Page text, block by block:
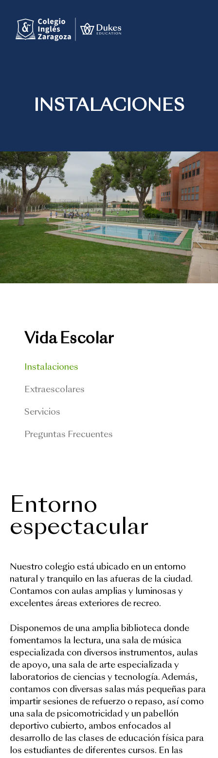
INSTALACIONES
Vida Escolar
Instalaciones
Extraescolares
Servicios
Preguntas Frecuentes
Entorno
espectacular
Nuestro colegio está ubicado en un entorno
natural y tranquilo en las afueras de la ciudad.
Contamos con aulas amplias y luminosas y
excelentes áreas exteriores de recreo.
Disponemos de una amplia biblioteca donde
fomentamos la lectura, una sala de música
especializada con diversos instrumentos, aulas
de apoyo, una sala de arte especializada y
laboratorios de ciencias y tecnología. Además,
contamos con diversas salas más pequeñas para
impartir sesiones de refuerzo o repaso, así como
una sala de psicomotricidad y un pabellón
deportivo cubierto, ambos enfocados al
desarrollo de las clases de educación física para
los estudiantes de diferentes cursos. En las